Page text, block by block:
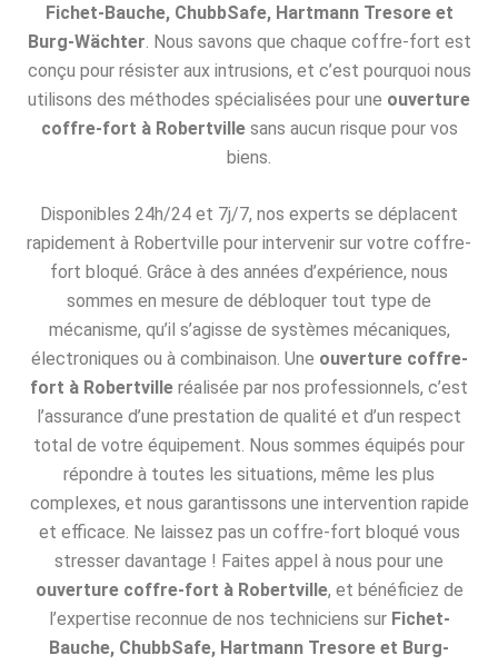
Fichet-Bauche, ChubbSafe, Hartmann Tresore et
Burg-Wächter . Nous savons que chaque coffre-fort est
conçu pour résister aux intrusions, et c’est pourquoi nous
utilisons des méthodes spécialisées pour une ouverture
coffre-fort à Robertvillesans aucun risque pour vos
biens.
Disponibles 24h/24 et 7j/7, nos experts se déplacent
rapidement à Robertville pour intervenir sur votre coffre-
fort bloqué. Grâce à des années d’expérience, nous
sommes en mesure de débloquer tout type de
mécanisme, qu’il s’agisse de systèmes mécaniques,
électroniques ou à combinaison. Une ouverture coffre-
fort à Robertville réalisée par nos professionnels, c’est
l’assurance d’une prestation de qualité et d’un respect
total de votre équipement. Nous sommes équipés pour
répondre à toutes les situations, même les plus
complexes, et nous garantissons une intervention rapide
et efficace. Ne laissez pas un coffre-fort bloqué vous
stresser davantage ! Faites appel à nous pour une
ouverture coffre-fort à Robertville, et bénéficiez de
l’expertise reconnue de nos techniciens sur Fichet-
Bauche, ChubbSafe, Hartmann Tresore et Burg-